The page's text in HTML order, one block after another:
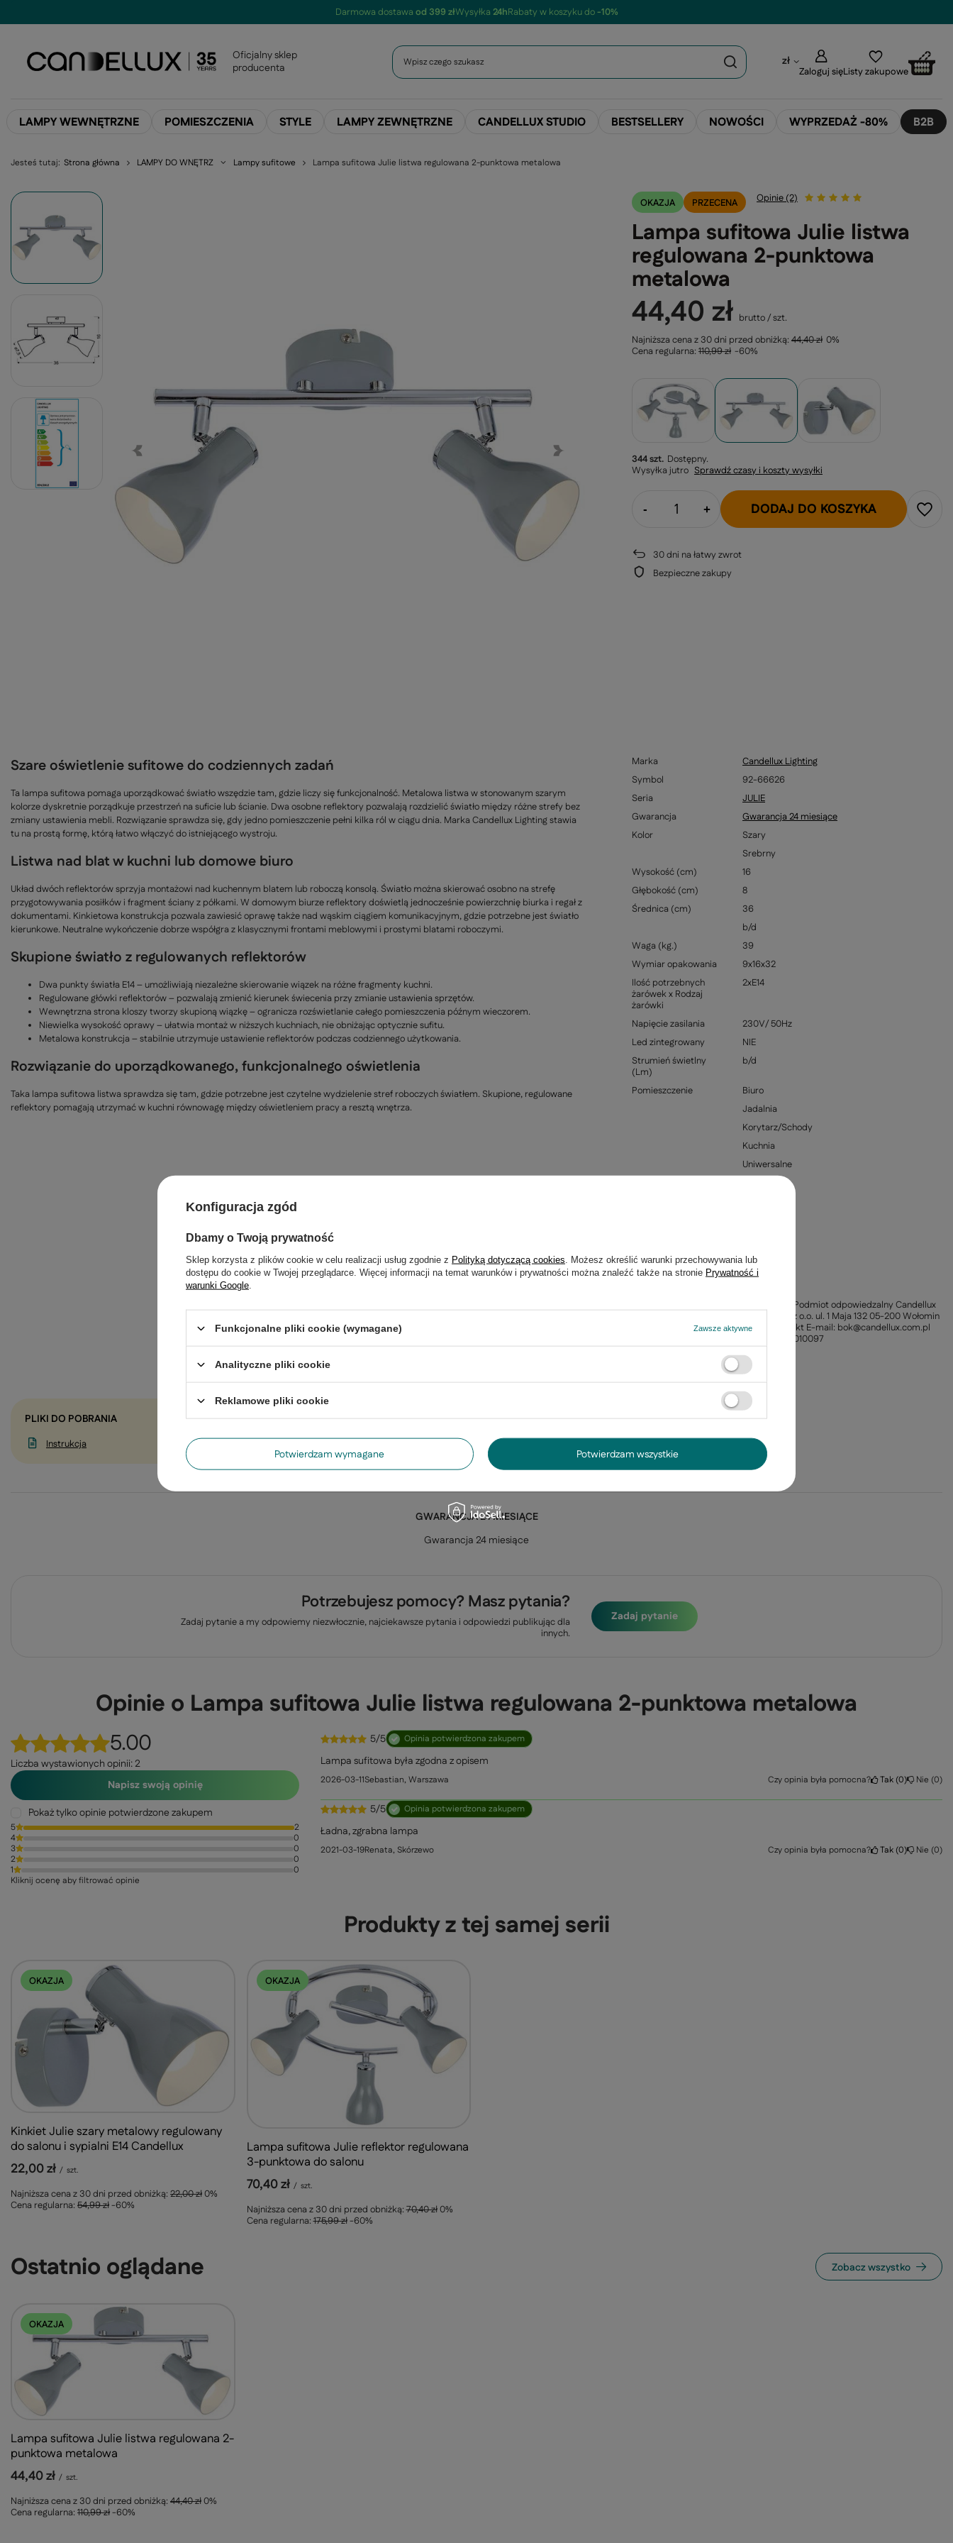
Darmowa dostawa od 399 złWysyłka 24hRabaty w koszyku do-10%
Oficjalny sklep
producenta
zł
Zaloguj sięListy zakupowe
LAMPY WEWNĘTRZNE POMIESZCZENIA STYLE LAMPY ZEWNĘTRZNE CANDELLUX STUDIO BESTSELLERY NOWOŚCI WYPRZEDAŻ -80% B2B
Jesteś tutaj: Strona główna LAMPY DO WNĘTRZ Lampy sufitowe Lampa sufitowa Julie listwa regulowana 2-punktowa metalowa
OKAZJA PRZECENA Opinie (2)
Lampa sufitowa Julie listwa
regulowana 2-punktowa
metalowa
344 szt. Dostępny
Wysyłka jutro Sprawdź czasy i koszty wysyłki
44,40 zł brutto/szt.
Najniższa cena z 30 dni przed obniżką:44,40 zł 0%
Cena regularna:110,99 zł -60%
- + DODAJ DO KOSZYKA
30dni na łatwy zwrot
Bezpieczne zakupy
Szare oświetlenie sufitowe do codziennych zadań
Ta lampa sufitowa pomaga uporządkować światło wszędzie tam, gdzie liczy się funkcjonalność. Metalowa listwa w stonowanym szarym
kolorze dyskretnie porządkuje przestrzeń na suficie lub ścianie. Dwa osobne reflektory pozwalają rozdzielić światło między różne strefy bez
zmiany ustawienia mebli. Rozwiązanie sprawdza się, gdy jedno pomieszczenie pełni kilka ról w ciągu dnia. Marka Candellux Lighting stawia
tu na prostą formę, którą łatwo włączyć do istniejącego wystroju.
Listwa nad blat w kuchni lub domowe biuro
Układ dwóch reflektorów sprzyja montażowi nad kuchennym blatem lub roboczą konsolą. Światło można skierować osobno na strefę
przygotowywania posiłków i fragment ściany z półkami. W domowym biurze reflektory doświetlą jednocześnie powierzchnię biurka i regał z
dokumentami. Kinkietowa konstrukcja pozwala zawiesić oprawę także nad wąskim ciągiem komunikacyjnym, gdzie potrzebne jest światło
kierunkowe. Neutralne wykończenie dobrze współgra z klasycznymi frontami meblowymi i prostymi blatami roboczymi.
Skupione światło z regulowanych reflektorów
Dwa punkty światła E14 – umożliwiają niezależne skierowanie wiązek na różne fragmenty kuchni.
Regulowane główki reflektorów – pozwalają zmienić kierunek świecenia przy zmianie ustawienia sprzętów.
Wewnętrzna strona kloszy tworzy skupioną wiązkę – ogranicza rozświetlanie całego pomieszczenia późnym wieczorem.
Niewielka wysokość oprawy – ułatwia montaż w niższych kuchniach, nie obniżając optycznie sufitu.
Metalowa konstrukcja – stabilnie utrzymuje ustawienie reflektorów podczas codziennego użytkowania.
Rozwiązanie do uporządkowanego, funkcjonalnego oświetlenia
Taka lampa sufitowa listwa sprawdza się tam, gdzie potrzebne jest czytelne wydzielenie stref roboczych światłem. Skupione, regulowane
reflektory pomagają utrzymać w kuchni równowagę między oświetleniem pracy a resztą wnętrza.
Marka
Candellux Lighting
Symbol
92-66626
Seria
JULIE
Gwarancja
Gwarancja 24 miesiące
Kolor
Szary
Srebrny
Wysokość (cm)
16
Głębokość (cm)
8
Średnica (cm)
36
b/d
Waga (kg.)
39
Wymiar opakowania
9x16x32
Ilość potrzebnych
żarówek x Rodzaj
żarówki
2xE14
Napięcie zasilania
230V/ 50Hz
Led zintegrowany
NIE
Strumień świetlny
(Lm)
b/d
Pomieszczenie
Biuro
Jadalnia
Korytarz/Schody
Kuchnia
Uniwersalne
Szerokość
6
Producent / Podmiot odpowiedzalny Candellux
Lighting Sp. z o.o. ul. 1 Maja 132 05-200 Wołomin
Polska Kontakt E-mail: bok@candellux.com.pl
Telefon: +221010097
Metal
PLIKI DO POBRANIA
Instrukcja
GWARANCJA 24 MIESIĄCE
Gwarancja 24 miesiące
Potrzebujesz pomocy? Masz pytania?
Zadaj pytanie a my odpowiemy niezwłocznie, najciekawsze pytania i odpowiedzi publikując dla
innych.
Zadaj pytanie
Opinie o Lampa sufitowa Julie listwa regulowana 2-punktowa metalowa
5.00
Liczba wystawionych opinii: 2
Napisz swoją opinię
Pokaż tylko opinie potwierdzone zakupem
5
2
4
0
3
0
2
0
1
0
Kliknij ocenę aby filtrować opinie
5/5 Opinia potwierdzona zakupem
Lampa sufitowa była zgodna z opisem
2026-03-11Sebastian, Warszawa Czy opinia była pomocna? Tak 0 Nie 0
5/5 Opinia potwierdzona zakupem
Ładna, zgrabna lampa
2021-03-19Renata, Skórzewo Czy opinia była pomocna? Tak 0 Nie 0
Produkty z tej samej serii
OKAZJA
Kinkiet Julie szary metalowy regulowany
do salonu i sypialni E14 Candellux
22,00 zł / szt.
Najniższa cena z 30 dni przed obniżką: 22,00 zł0%
Cena regularna: 54,99 zł-60%
OKAZJA
Lampa sufitowa Julie reflektor regulowana
3-punktowa do salonu
70,40 zł / szt.
Najniższa cena z 30 dni przed obniżką:70,40 zł0%
Cena regularna:175,99 zł-60%
Ostatnio oglądane Zobacz wszystko
OKAZJA
Lampa sufitowa Julie listwa regulowana 2-
punktowa metalowa
44,40 zł / szt.
Najniższa cena z 30 dni przed obniżką: 44,40 zł0%
Cena regularna: 110,99 zł-60%
Konfiguracja zgód
Dbamy o Twoją prywatność
Sklep korzysta z plików cookie w celu realizacji usług zgodnie z Polityką dotyczącą cookies . Możesz określić warunki przechowywania lub
dostępu do cookie w Twojej przeglądarce. Więcej informacji na temat warunków i prywatności można znaleźć także na stronie Prywatność i
warunki Google
Funkcjonalne pliki cookie (wymagane) Zawsze aktywne
Analityczne pliki cookie
Reklamowe pliki cookie
Potwierdzam wymagane Potwierdzam wszystkie